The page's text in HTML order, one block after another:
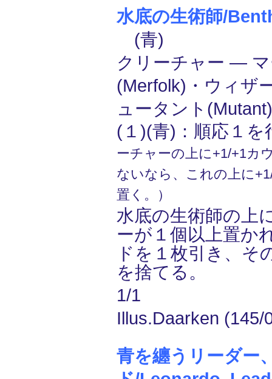
水底の生術師/
(青)
クリーチャー ―
(Merfolk)・ウィザ
ュータント
(１)(青)：順応１を
ーチャーの上に+1/+1カ
ないなら、これの上に
置く。）
水底の生術師の上
ーが１個以上置か
ドを１枚引き、そ
を捨てる。
1/1
Illus.Daarken (145/
青を纏うリーダー